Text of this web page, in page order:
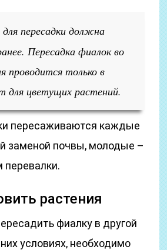
пересадки должна
Пересадка фиалок во
проводится только в
для цветущих растений.
пересаживаются каждые
заменой почвы, молодые –
перевалки.
растения
фиалку в другой
условиях, необходимо